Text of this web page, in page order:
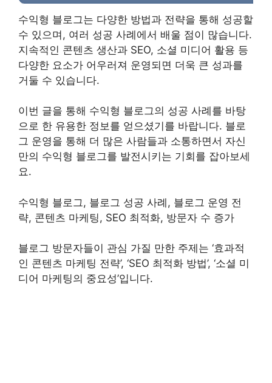
수익형 블로그는 다양한 방법과 전략을 통해 성공할
수 있으며, 여러 성공 사례에서 배울 점이 많습니다.
지속적인 콘텐츠 생산과 SEO, 소셜 미디어 활용 등
다양한 요소가 어우러져 운영되면 더욱 큰 성과를
거둘 수 있습니다.
이번 글을 통해 수익형 블로그의 성공 사례를 바탕
으로 한 유용한 정보를 얻으셨기를 바랍니다. 블로
그 운영을 통해 더 많은 사람들과 소통하면서 자신
만의 수익형 블로그를 발전시키는 기회를 잡아보세
요.
수익형 블로그, 블로그 성공 사례, 블로그 운영 전
략, 콘텐츠 마케팅, SEO 최적화, 방문자 수 증가
블로그 방문자들이 관심 가질 만한 주제는 ‘효과적
인 콘텐츠 마케팅 전략’, ‘SEO 최적화 방법’, ‘소셜 미
디어 마케팅의 중요성’입니다.